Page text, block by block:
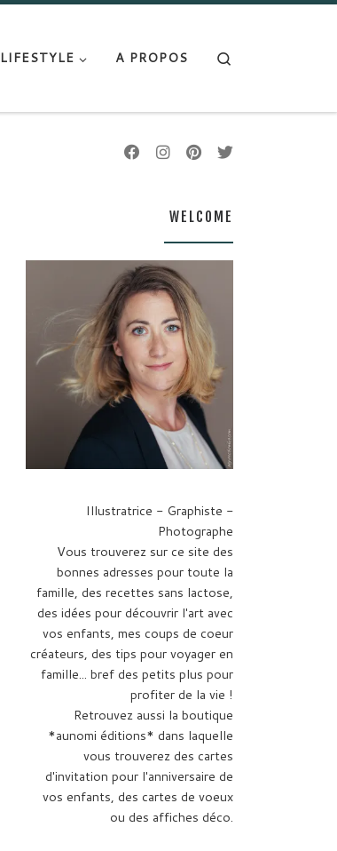
LIFESTYLE A PROPOS
WELCOME
Illustratrice - Graphiste -
Photographe
Vous trouverez sur ce site des
bonnes adresses pour toute la
famille, des recettes sans lactose,
des idées pour découvrir l'art avec
vos enfants, mes coups de coeur
créateurs, des tips pour voyager en
famille... bref des petits plus pour
profiter de la vie !
Retrouvez aussi la boutique
*aunomi éditions* dans laquelle
vous trouverez des cartes
d'invitation pour l'anniversaire de
vos enfants, des cartes de voeux
ou des affiches déco.